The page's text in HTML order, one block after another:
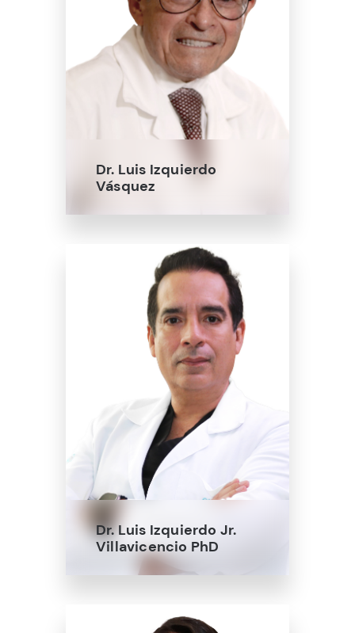
Dr. Luis Izquierdo
Vásquez
Dr. Luis Izquierdo Jr.
Villavicencio PhD